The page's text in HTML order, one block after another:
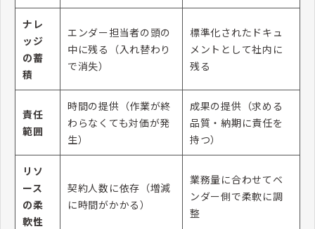
ナレ
ッジ
の蓄
積
エンダー担当者の頭の
中に残る（入れ替わり
で消失）
標準化されたドキュ
メントとして社内に
残る
責任
範囲
時間の提供（作業が終
わらなくても対価が発
生）
成果の提供（求める
品質・納期に責任を
持つ）
リソ
ース
の柔
軟性
契約人数に依存（増減
に時間がかかる）
業務量に合わせてベ
ンダー側で柔軟に調
整